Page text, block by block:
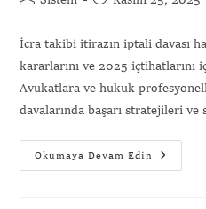
İcra takibi itirazın iptali davası
kararlarını ve 2025 içtihatlarını
Avukatlara ve hukuk
davalarında başarı stratejileri ve
Okumaya Devam Edin